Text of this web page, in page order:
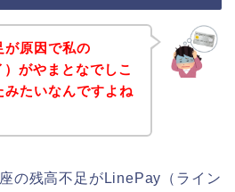
が原因で私の
がやまとなでしこ
たいなんですよね
の残高不足がLinePay（ライン